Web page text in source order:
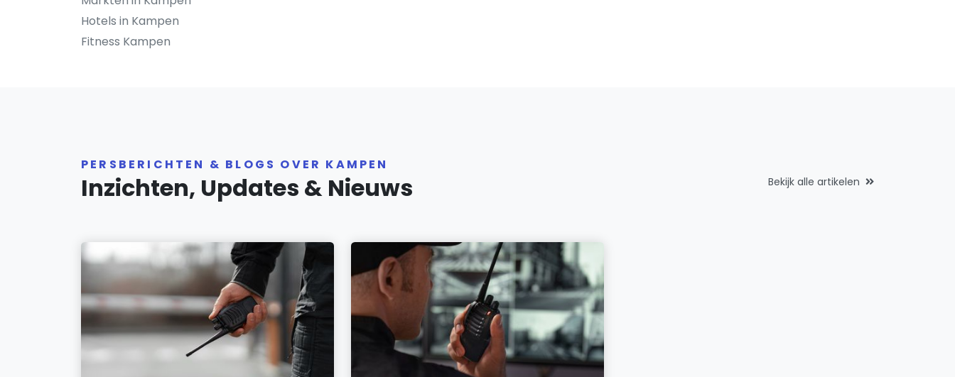
Hotels in Kampen
Fitness Kampen
PERSBERICHTEN & BLOGS OVER KAMPEN
Inzichten, Updates & Nieuws Bekijk alle artikelen